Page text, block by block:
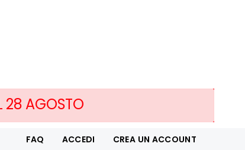
28 AGOSTO
FAQ ACCEDI CREA UN ACCOUNT